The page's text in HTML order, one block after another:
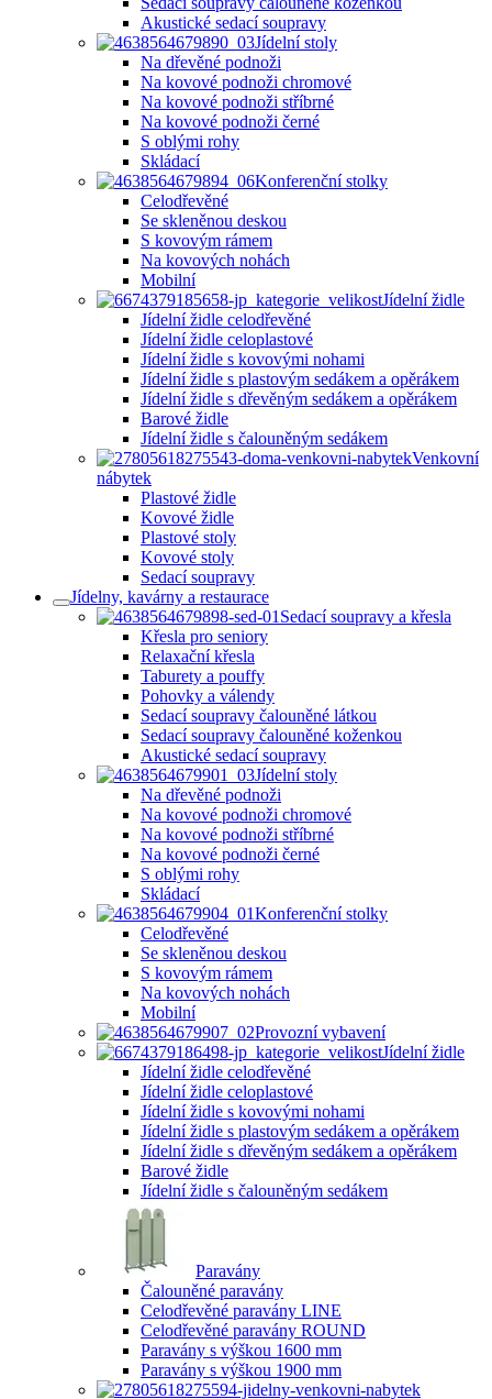
Akustické sedací soupravy
Jídelní stoly
Na dřevěné podnoži
Na kovové podnoži chromové
Na kovové podnoži stříbrné
Na kovové podnoži černé
S oblými rohy
Skládací
Konferenční stolky
Celodřevěné
Se skleněnou deskou
S kovovým rámem
Na kovových nohách
Mobilní
Jídelní židle
Jídelní židle celodřevěné
Jídelní židle celoplastové
Jídelní židle s kovovými nohami
Jídelní židle s plastovým sedákem a opěrákem
Jídelní židle s dřevěným sedákem a opěrákem
Barové židle
Jídelní židle s čalouněným sedákem
Venkovní
nábytek
Plastové židle
Kovové židle
Plastové stoly
Kovové stoly
Sedací soupravy
Jídelny, kavárny a restaurace
Sedací soupravy a křesla
Křesla pro seniory
Relaxační křesla
Taburety a pouffy
Pohovky a válendy
Sedací soupravy čalouněné látkou
Sedací soupravy čalouněné koženkou
Akustické sedací soupravy
Jídelní stoly
Na dřevěné podnoži
Na kovové podnoži chromové
Na kovové podnoži stříbrné
Na kovové podnoži černé
S oblými rohy
Skládací
Konferenční stolky
Celodřevěné
Se skleněnou deskou
S kovovým rámem
Na kovových nohách
Mobilní
Provozní vybavení
Jídelní židle
Jídelní židle celodřevěné
Jídelní židle celoplastové
Jídelní židle s kovovými nohami
Jídelní židle s plastovým sedákem a opěrákem
Jídelní židle s dřevěným sedákem a opěrákem
Barové židle
Jídelní židle s čalouněným sedákem
Paravány
Čalouněné paravány
Celodřevěné paravány LINE
Celodřevěné paravány ROUND
Paravány s výškou 1600 mm
Paravány s výškou 1900 mm